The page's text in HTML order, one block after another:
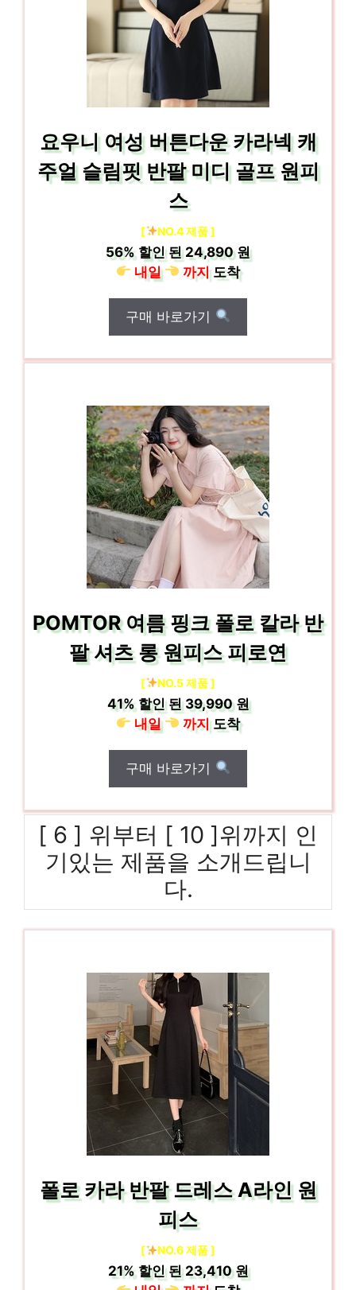
요우니 여성 버튼다운 카라넥 캐
주얼 슬림핏 반팔 미디 골프 원피
스
[ NO.4 제품 ]
56% 할인 된24,890 원
내일
까지도착
구매 바로가기
POMTOR 여름 핑크 폴로 칼라 반
팔 셔츠 롱 원피스 피로연
[ NO.5 제품 ]
41%할인 된39,990 원
내일
까지도착
구매 바로가기
[ 6 ] 위부터 [ 10 ]위까지 인
기있는 제품을 소개드립니
다.
폴로 카라 반팔 드레스 A라인 원
피스
[ NO.6 제품 ]
21%할인 된23,410 원